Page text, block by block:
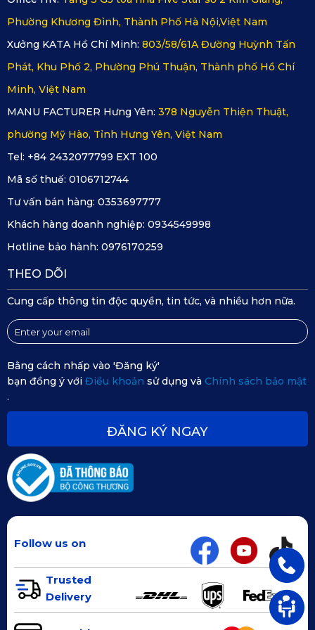
Email: support@katavina.com
Hotline: 09345499
những sản phẩm không những có khả năng bảo vệ xế
yêu mà còn đáp ứng được nhu cầu thẩm mỹ và an toàn
của KATA hứa hẹn sẽ là bộ thảm mà nhiều khách hàng
mong đợi. Trải nghiệm ngay để nhận được chính sách
bảo hành lâu dài và nhiều ưu đãi đặc biệt khác ngay
hôm nay.
Phường Khương Đình, Thành Phố Hà Nội,Việt Nam
Xưởng KATA Hồ Chí Minh: 803/58/61A Đường Huỳnh Tấn
Phát, Khu Phố 2, Phường Phú Thuận, Thành phố Hồ Chí
Minh, Việt Nam
MANU FACTURER Hưng Yên: 378 Nguyễn Thiện Thuật,
phường Mỹ Hào, Tỉnh Hưng Yên, Việt Nam
Tel: +84 2432077799 EXT 100
Mã số thuế: 0106712744
Tư vấn bán hàng: 0353697777
Khách hàng doanh nghiệp: 0934549998
Hotline bảo hành: 0976170259
THEO DÕI
Cung cấp thông tin độc quyền, tin tức, và nhiều hơn nữa.
Bằng cách nhấp vào 'Đăng ký'
bạn đồng ý với Điều khoản sử dụng và Chính sách bảo mật
.
ĐĂNG KÝ NGAY
Follow us on
Trusted
Delivery